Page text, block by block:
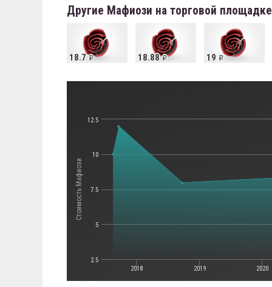
Другие Мафиози на торговой площадке
18.7 18.88 19
Стоимость Мафиози
2018 2019 2020
2.5
5
7.5
10
12.5